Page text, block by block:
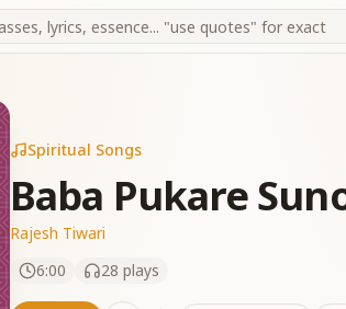
Spiritual Songs
Baba Pukare
Rajesh Tiwari
6:00
28 plays